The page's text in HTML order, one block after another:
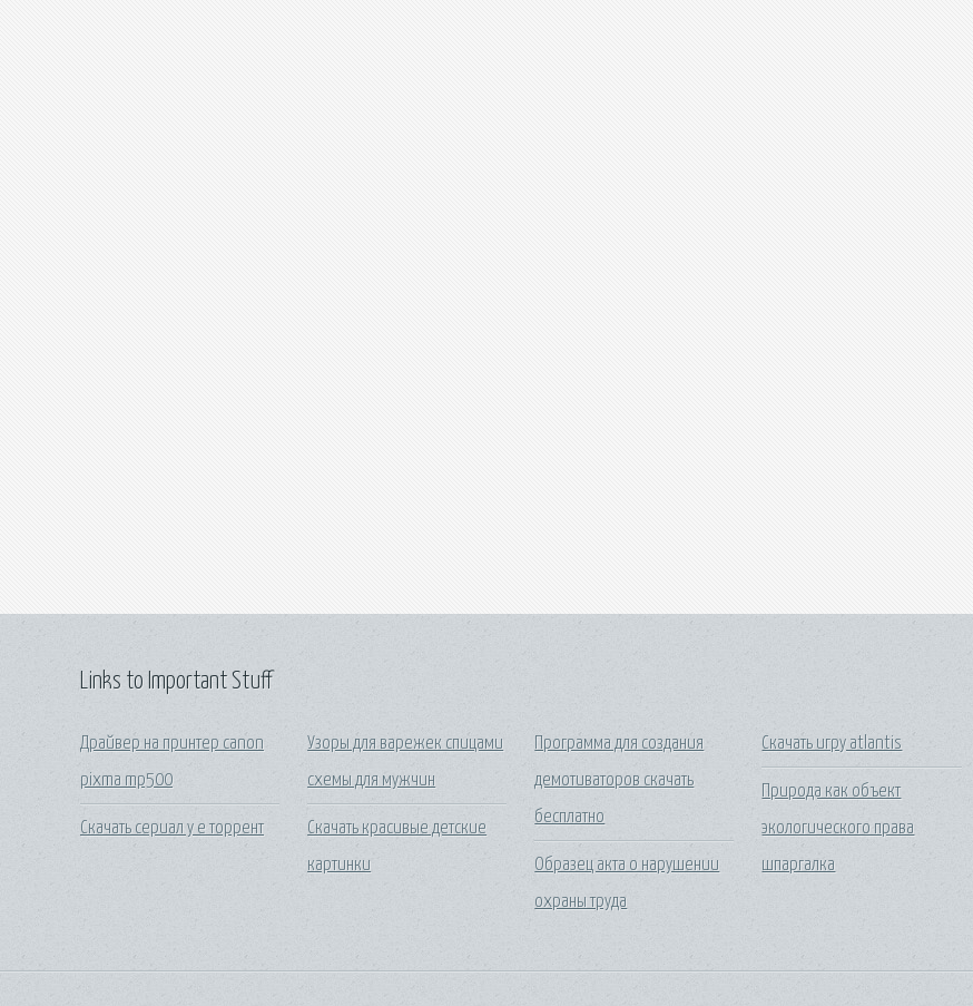
Links to Important Stuff
Драйвер на принтер canon
pixma mp500
Скачать сериал у е торрент
Узоры для варежек спицами
схемы для мужчин
Скачать красивые детские
картинки
Программа для создания
демотиваторов скачать
бесплатно
Образец акта о нарушении
охраны труда
Скачать игру atlantis
Природа как объект
экологического права
шпаргалка